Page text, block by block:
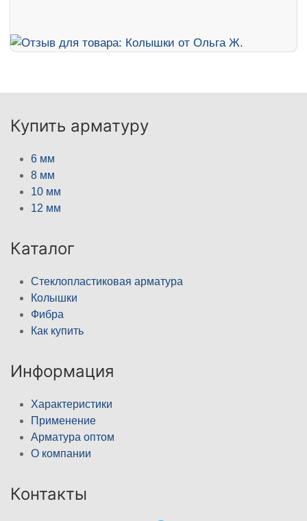
Купить арматуру
6 мм
8 мм
10 мм
12 мм
Каталог
Стеклопластиковая арматура
Колышки
Фибра
Как купить
Информация
Характеристики
Применение
Арматура оптом
О компании
Контакты